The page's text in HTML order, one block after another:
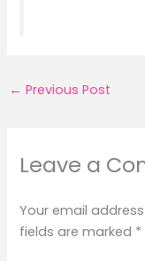
← Previous Post
Leave a
Your email
fields are marked *